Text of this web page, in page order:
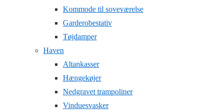
Kommode til soveværelse
Garderobestativ
Tøjdamper
Haven
Altankasser
Hængekøjer
Nedgravet trampoliner
Vinduesvasker